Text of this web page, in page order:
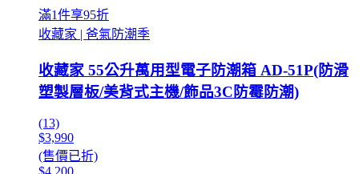
滿1件享95折
收藏家 | 爸氣防潮季
收藏家 55公升萬用型電子防潮箱 AD-51P(防滑
塑製層板/美背式主機/飾品3C防霉防潮)
(13)
$3,990
(售價已折)
$4,200